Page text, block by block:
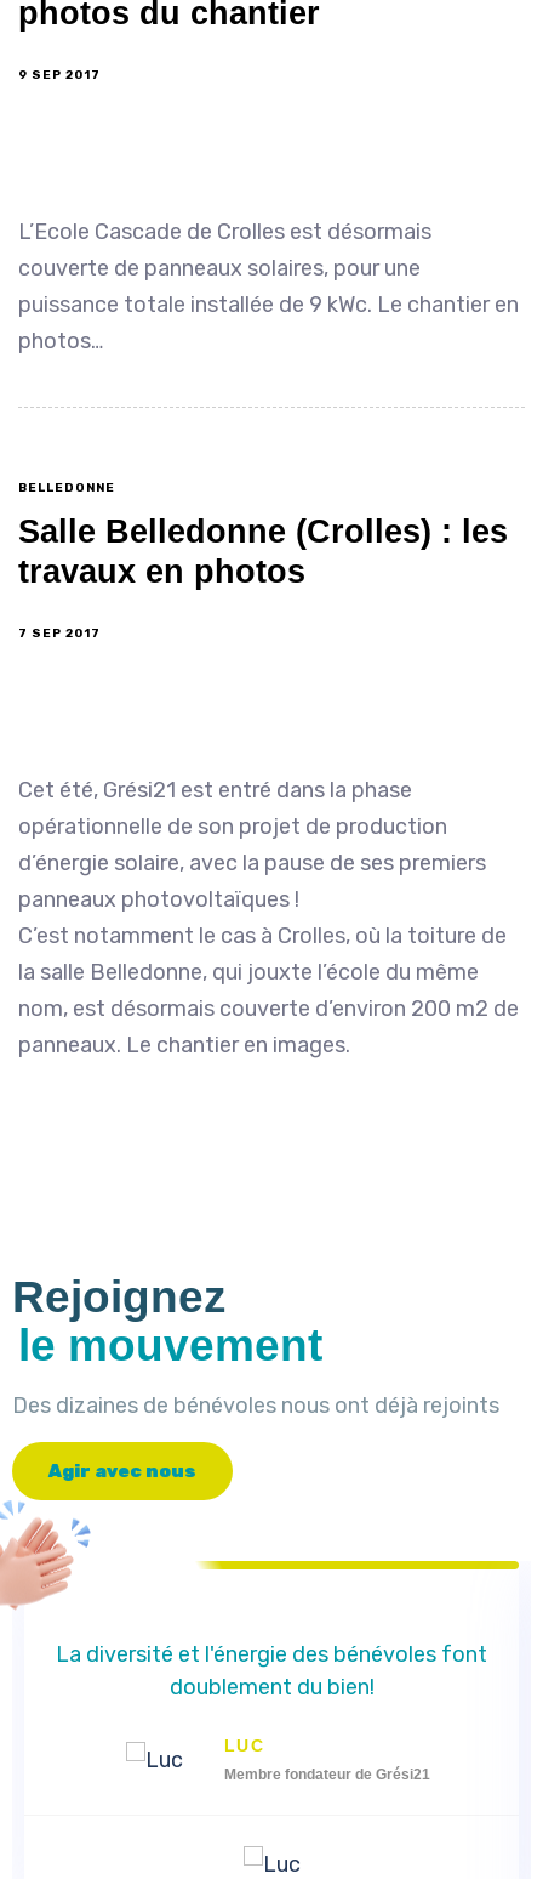
photos du chantier
9 SEP 2017
L’Ecole Cascade de Crolles est désormais
couverte de panneaux solaires, pour une
puissance totale installée de 9 kWc. Le chantier en
photos…
BELLEDONNE
Salle Belledonne (Crolles) : les
travaux en photos
7 SEP 2017
Cet été, Grési21 est entré dans la phase
opérationnelle de son projet de production
d’énergie solaire, avec la pause de ses premiers
panneaux photovoltaïques !
C’est notamment le cas à Crolles, où la toiture de
la salle Belledonne, qui jouxte l’école du même
nom, est désormais couverte d’environ 200 m2 de
panneaux. Le chantier en images.
Rejoignez
le mouvement
Des dizaines de bénévoles nous ont déjà rejoints
Agir avec nous
La diversité et l'énergie des bénévoles font
doublement du bien!
LUC
Membre fondateur de Grési21